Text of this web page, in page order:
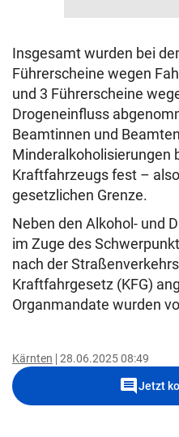
Insgesamt wurden bei
Führerscheine wegen
und 3 Führerscheine
Drogeneinfluss
Beamtinnen und
Minderalkoholisierungen
Kraftfahrzeugs fest –
gesetzlichen Grenze.
Neben den Alkohol- und
im Zuge des
nach der
Kraftfahrgesetz (KFG)
Organmandate wurden
Kärnten 28.06.2025 08:49
commentJetzt